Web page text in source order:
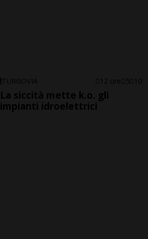
TURGOVIA 12 ore 5 10
La siccità mette k.o. gli
impianti idroelettrici